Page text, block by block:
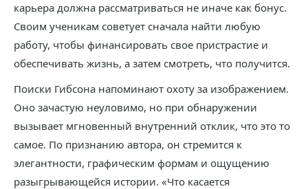
карьера должна рассматриваться не иначе как бонус.
Своим ученикам советует сначала найти любую
работу, чтобы финансировать свое пристрастие и
обеспечивать жизнь, а затем смотреть, что получится.
Поиски Гибсона напоминают охоту за изображением.
Оно зачастую неуловимо, но при обнаружении
вызывает мгновенный внутренний отклик, что это то
самое. По признанию автора, он стремится к
элегантности, графическим формам и ощущению
разыгрывающейся истории. «Что касается